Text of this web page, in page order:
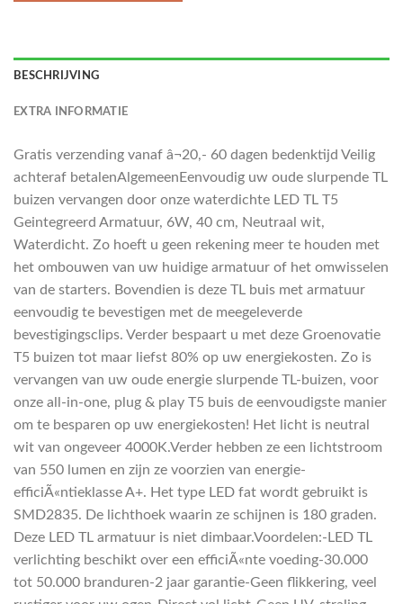
BESCHRIJVING
EXTRA INFORMATIE
Gratis verzending vanaf â¬20,- 60 dagen bedenktijd Veilig
achteraf betalenAlgemeenEenvoudig uw oude slurpende TL
buizen vervangen door onze waterdichte LED TL T5
Geintegreerd Armatuur, 6W, 40 cm, Neutraal wit,
Waterdicht. Zo hoeft u geen rekening meer te houden met
het ombouwen van uw huidige armatuur of het omwisselen
van de starters. Bovendien is deze TL buis met armatuur
eenvoudig te bevestigen met de meegeleverde
bevestigingsclips. Verder bespaart u met deze Groenovatie
T5 buizen tot maar liefst 80% op uw energiekosten. Zo is
vervangen van uw oude energie slurpende TL-buizen, voor
onze all-in-one, plug & play T5 buis de eenvoudigste manier
om te besparen op uw energiekosten! Het licht is neutral
wit van ongeveer 4000K.Verder hebben ze een lichtstroom
van 550 lumen en zijn ze voorzien van energie-
efficiÃ«ntieklasse A+. Het type LED fat wordt gebruikt is
SMD2835. De lichthoek waarin ze schijnen is 180 graden.
Deze LED TL armatuur is niet dimbaar.Voordelen:-LED TL
verlichting beschikt over een efficiÃ«nte voeding-30.000
tot 50.000 branduren-2 jaar garantie-Geen flikkering, veel